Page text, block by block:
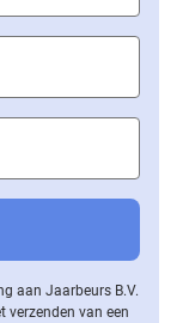
aan Jaarbeurs B.V.
verzenden van een